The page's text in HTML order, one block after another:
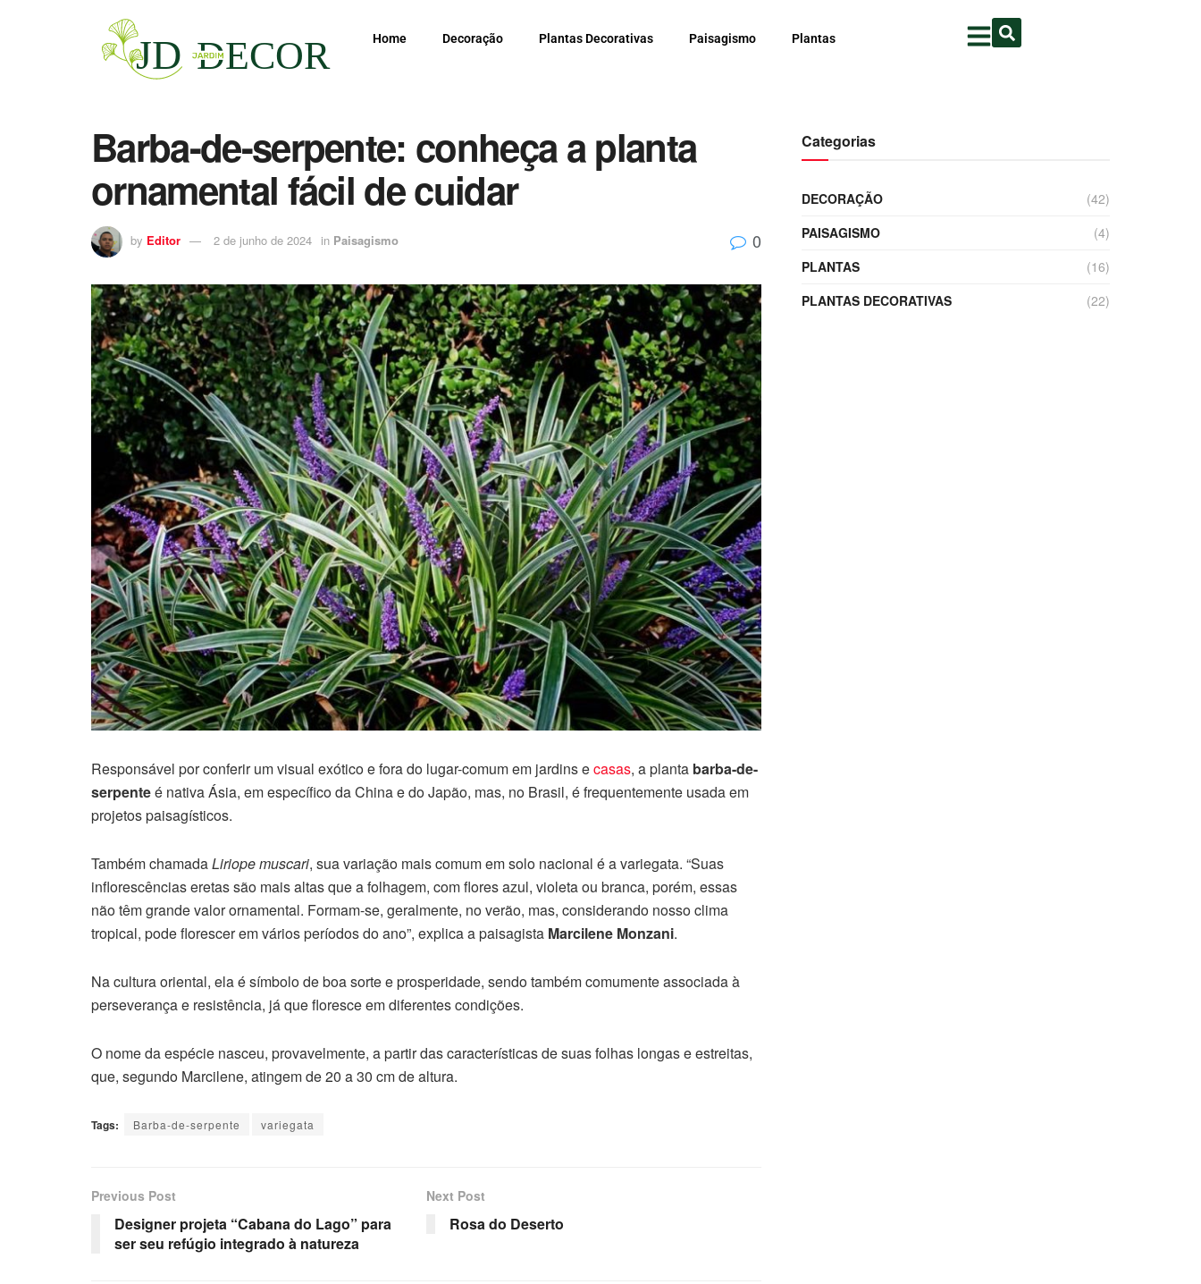
Home Decoração Plantas Decorativas Paisagismo Plantas
Barba-de-serpente: conheça a planta
ornamental fácil de cuidar
by Editor 2 de junho de 2024 in Paisagismo 0
Responsável por conferir um visual exótico e fora do lugar-comum em jardins ecasas, a planta barba-de-
serpenteé nativa Ásia, em específico da China e do Japão, mas, no Brasil, é frequentemente usada em
projetos paisagísticos.
Também chamadaLiriope muscari, sua variação mais comum em solo nacional é a variegata. “Suas
inflorescências eretas são mais altas que a folhagem, com flores azul, violeta ou branca, porém, essas
não têm grande valor ornamental. Formam-se, geralmente, no verão, mas, considerando nosso clima
tropical, pode florescer em vários períodos do ano”, explica a paisagista Marcilene Monzani.
Na cultura oriental, ela é símbolo de boa sorte e prosperidade, sendo também comumente associada à
perseverança e resistência, já que floresce em diferentes condições.
O nome da espécie nasceu, provavelmente, a partir das características de suas folhas longas e estreitas,
que, segundo Marcilene, atingem de 20 a 30 cm de altura.
Tags: Barba-de-serpente variegata
Previous Post
Designer projeta “Cabana do Lago” para
ser seu refúgio integrado à natureza
Next Post
Rosa do Deserto
Categorias
DECORAÇÃO
(42)
PAISAGISMO
(4)
PLANTAS
(16)
PLANTAS DECORATIVAS
(22)